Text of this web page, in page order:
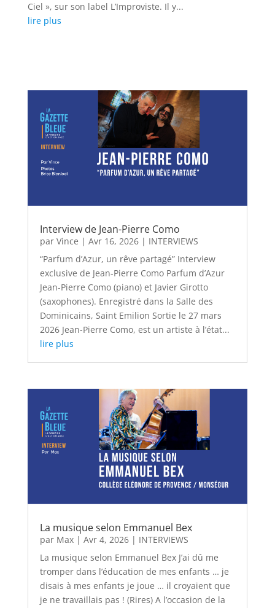
Ciel », sur son label L’Improviste. Il y...
lire plus
Interview de Jean-Pierre Como
par Vince | Avr 16, 2026| INTERVIEWS
“Parfum d’Azur, un rêve partagé” Interview
exclusive de Jean-Pierre Como Parfum d’Azur
Jean-Pierre Como (piano) et Javier Girotto
(saxophones). Enregistré dans la Salle des
Dominicains, Saint Emilion Sortie le 27 mars
2026 Jean-Pierre Como, est un artiste à l’état...
lire plus
La musique selon Emmanuel Bex
par Max| Avr 4, 2026| INTERVIEWS
La musique selon Emmanuel Bex J’ai dû me
tromper dans l’éducation de mes enfants … je
disais à mes enfants je joue … il croyaient que
je ne travaillais pas ! (Rires) A l’occasion de la